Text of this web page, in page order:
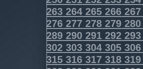
263 264 265 266 267
276 277 278 279 280
289 290 291 292 293
302 303 304 305 306
315 316 317 318 319